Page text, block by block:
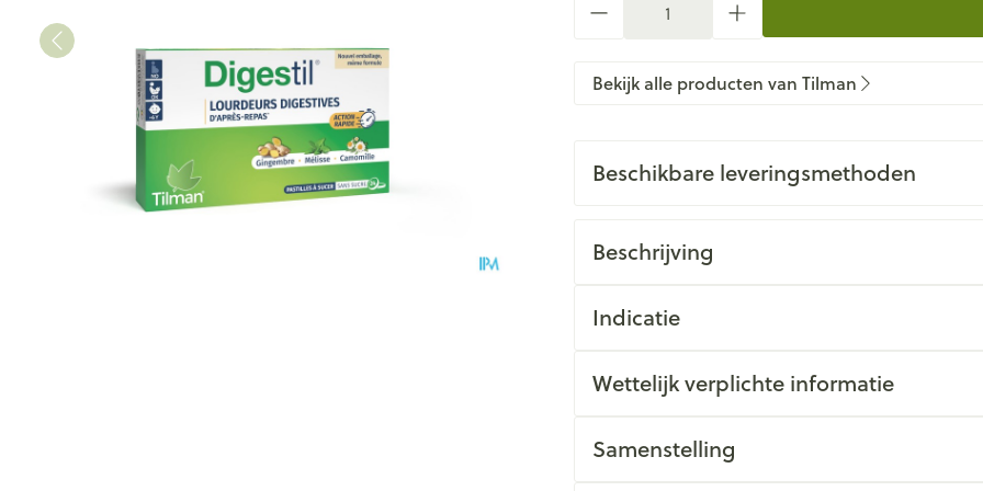
Bekijk alle producten van Tilman
Beschikbare leveringsmethoden
Beschrijving
Indicatie
Wettelijk verplichte informatie
Samenstelling